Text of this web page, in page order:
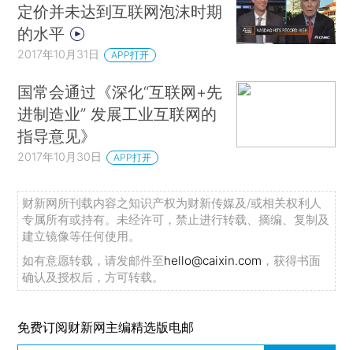
定价并未达到互联网泡沫时期
的水平
2017年10月31日 APP打开
国常会通过《深化“互联网+先
进制造业” 发展工业互联网的
指导意见》
2017年10月30日 APP打开
财新网所刊载内容之知识产权为财新传媒及/或相关权利人
专属所有或持有。未经许可，禁止进行转载、摘编、复制及
建立镜像等任何使用。
如有意愿转载，请发邮件至hello@caixin.com ，获得书面
确认及授权后，方可转载。
免费订阅财新网主编精选版电邮